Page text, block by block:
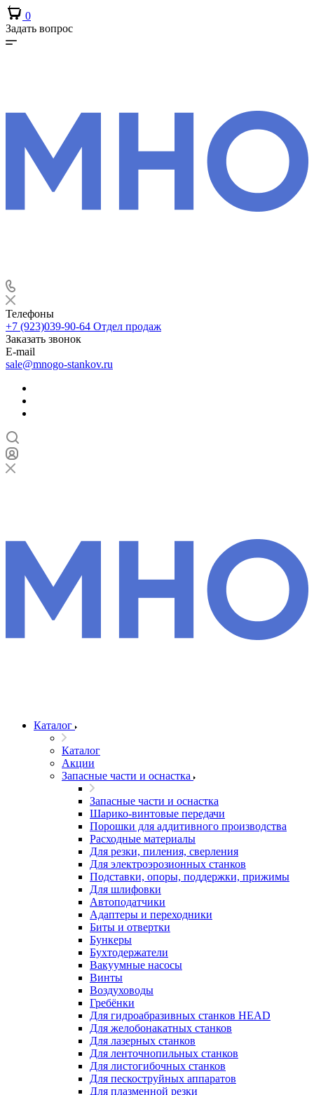
0
Задать вопрос
Телефоны
+7 (923)039-90-64 Отдел продаж
Заказать звонок
E-mail
sale@mnogo-stankov.ru
Каталог
Каталог
Акции
Запасные части и оснастка
Запасные части и оснастка
Шарико-винтовые передачи
Порошки для аддитивного производства
Расходные материалы
Для резки, пиления, сверления
Для электроэрозионных станков
Подставки, опоры, поддержки, прижимы
Для шлифовки
Автоподатчики
Адаптеры и переходники
Биты и отвертки
Бункеры
Бухтодержатели
Вакуумные насосы
Винты
Воздуховоды
Гребёнки
Для гидроабразивных станков HEAD
Для желобонакатных станков
Для лазерных станков
Для ленточнопильных станков
Для листогибочных станков
Для пескоструйных аппаратов
Для плазменной резки